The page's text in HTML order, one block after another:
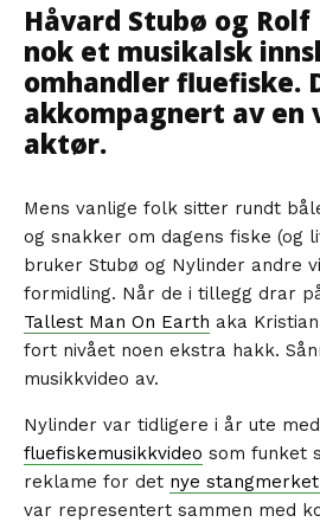
Håvard Stubø og
nok et musikalsk
omhandler fluefiske.
akkompagnert av en
aktør.
Mens vanlige folk sitter rundt
og snakker om dagens fiske (og
bruker Stubø og Nylinder andre
formidling. Når de i tillegg drar
Tallest Man On Earth aka
fort nivået noen ekstra hakk.
musikkvideo av.
Nylinder var tidligere i år ute
fluefiskemusikkvideo som funket
reklame for det nye
var representert sammen med